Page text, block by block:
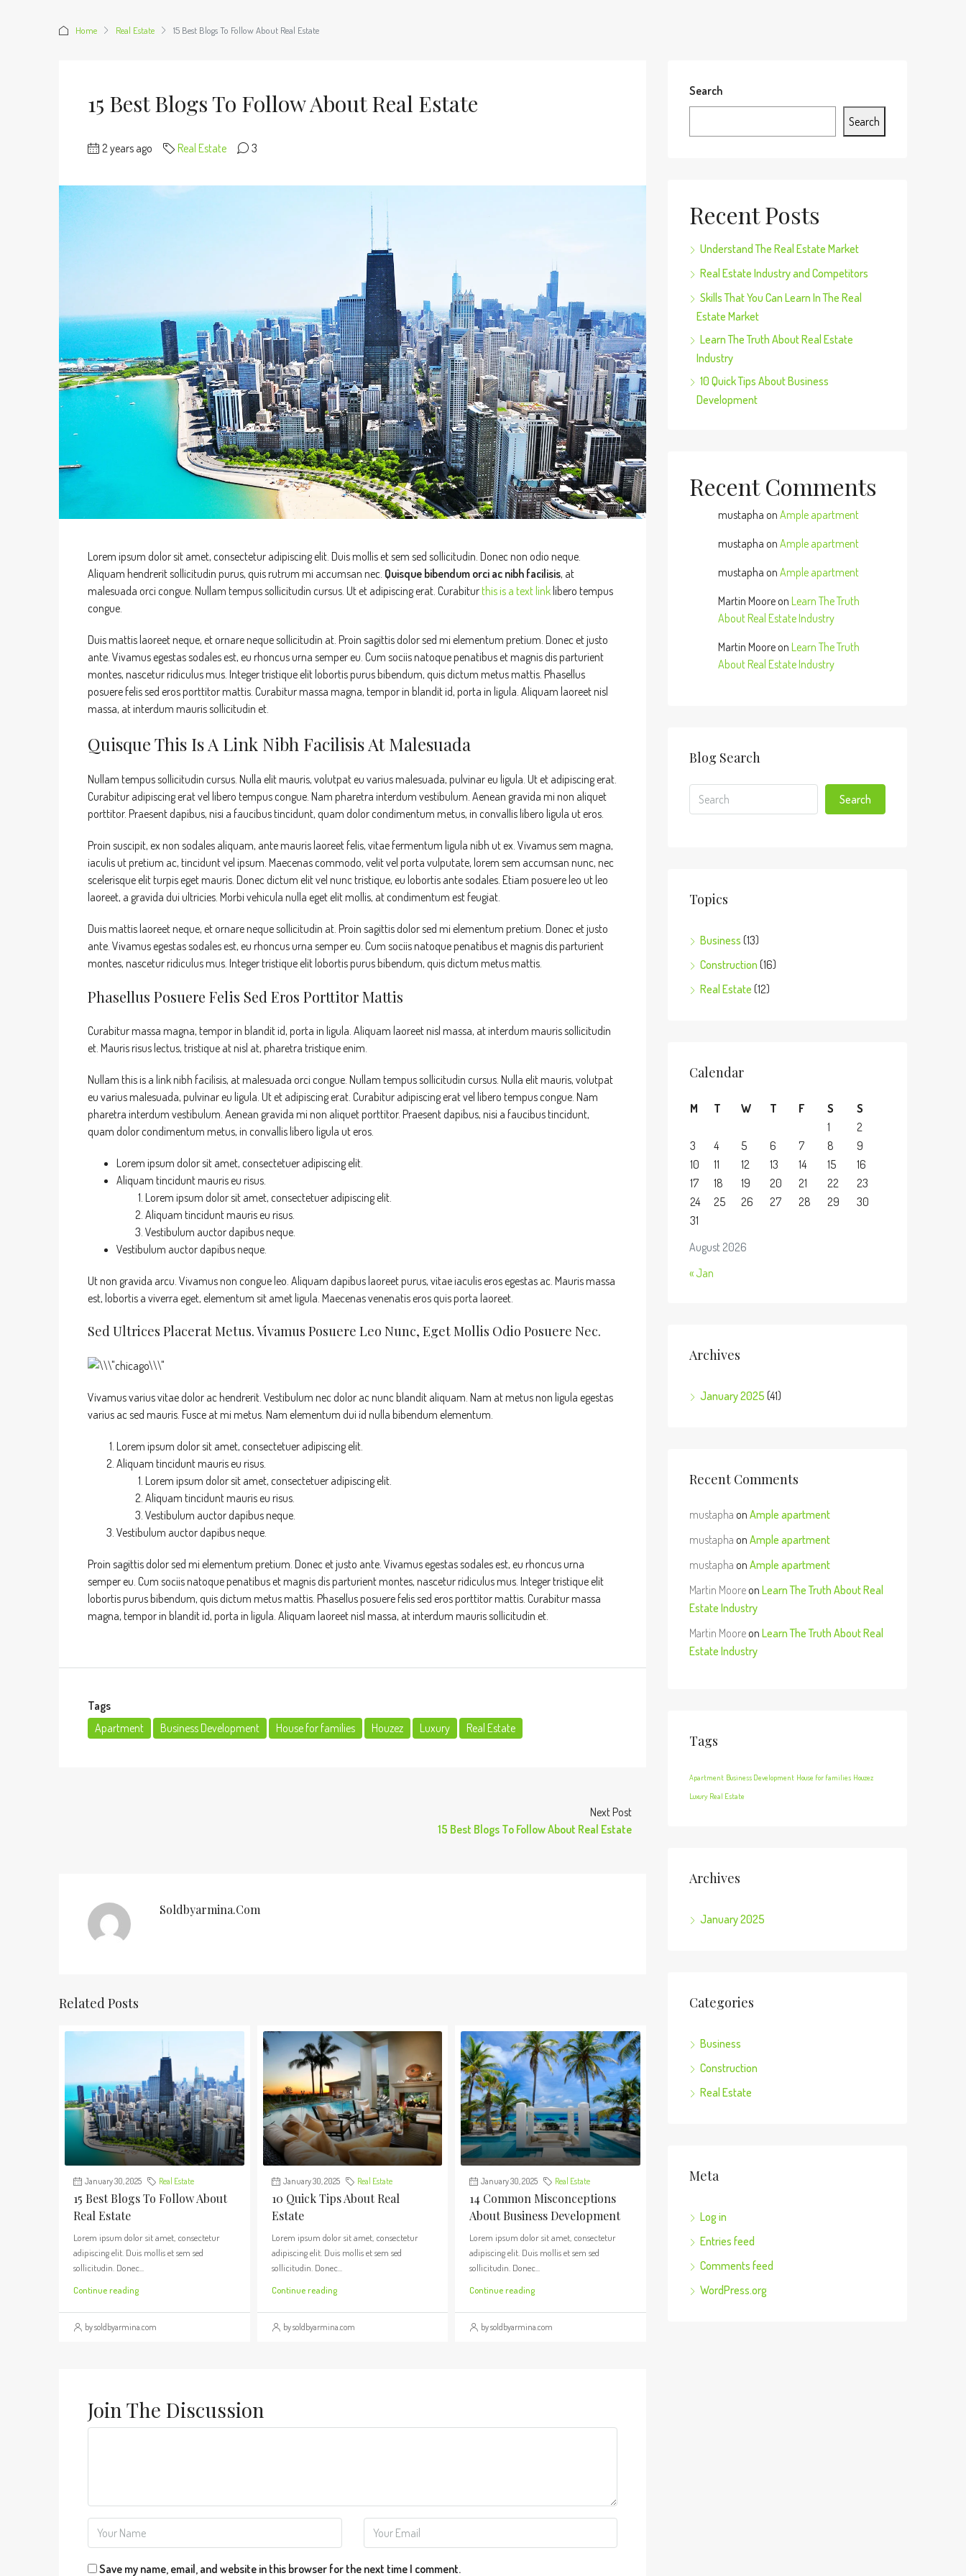
Home Real Estate 15 Best Blogs To Follow About Real Estate
15 Best Blogs To Follow About Real Estate
2 years ago Real Estate 3
Lorem ipsum dolor sit amet, consectetur adipiscing elit. Duis mollis et sem sed sollicitudin. Donec non odio neque.
Aliquam hendrerit sollicitudin purus, quis rutrum mi accumsan nec. Quisque bibendum orci ac nibh facilisis, at
malesuada orci congue. Nullam tempus sollicitudin cursus. Ut et adipiscing erat. Curabiturthis is a text linklibero tempus
congue.
Duis mattis laoreet neque, et ornare neque sollicitudin at. Proin sagittis dolor sed mi elementum pretium. Donec et justo
ante. Vivamus egestas sodales est, eu rhoncus urna semper eu. Cum sociis natoque penatibus et magnis dis parturient
montes, nascetur ridiculus mus. Integer tristique elit lobortis purus bibendum, quis dictum metus mattis. Phasellus
posuere felis sed eros porttitor mattis. Curabitur massa magna, tempor in blandit id, porta in ligula. Aliquam laoreet nisl
massa, at interdum mauris sollicitudin et.
Quisque This Is A Link Nibh Facilisis At Malesuada
Nullam tempus sollicitudin cursus. Nulla elit mauris, volutpat eu varius malesuada, pulvinar eu ligula. Ut et adipiscing erat.
Curabitur adipiscing erat vel libero tempus congue. Nam pharetra interdum vestibulum. Aenean gravida mi non aliquet
porttitor. Praesent dapibus, nisi a faucibus tincidunt, quam dolor condimentum metus, in convallis libero ligula ut eros.
Proin suscipit, ex non sodales aliquam, ante mauris laoreet felis, vitae fermentum ligula nibh ut ex. Vivamus sem magna,
iaculis ut pretium ac, tincidunt vel ipsum. Maecenas commodo, velit vel porta vulputate, lorem sem accumsan nunc, nec
scelerisque elit turpis eget mauris. Donec dictum elit vel nunc tristique, eu lobortis ante sodales. Etiam posuere leo ut leo
laoreet, a gravida dui ultricies. Morbi vehicula nulla eget elit mollis, at condimentum est feugiat.
Duis mattis laoreet neque, et ornare neque sollicitudin at. Proin sagittis dolor sed mi elementum pretium. Donec et justo
ante. Vivamus egestas sodales est, eu rhoncus urna semper eu. Cum sociis natoque penatibus et magnis dis parturient
montes, nascetur ridiculus mus. Integer tristique elit lobortis purus bibendum, quis dictum metus mattis.
Phasellus Posuere Felis Sed Eros Porttitor Mattis
Curabitur massa magna, tempor in blandit id, porta in ligula. Aliquam laoreet nisl massa, at interdum mauris sollicitudin
et. Mauris risus lectus, tristique at nisl at, pharetra tristique enim.
Nullam this is a link nibh facilisis, at malesuada orci congue. Nullam tempus sollicitudin cursus. Nulla elit mauris, volutpat
eu varius malesuada, pulvinar eu ligula. Ut et adipiscing erat. Curabitur adipiscing erat vel libero tempus congue. Nam
pharetra interdum vestibulum. Aenean gravida mi non aliquet porttitor. Praesent dapibus, nisi a faucibus tincidunt,
quam dolor condimentum metus, in convallis libero ligula ut eros.
Lorem ipsum dolor sit amet, consectetuer adipiscing elit.
Aliquam tincidunt mauris eu risus.
Lorem ipsum dolor sit amet, consectetuer adipiscing elit.
Aliquam tincidunt mauris eu risus.
Vestibulum auctor dapibus neque.
Vestibulum auctor dapibus neque.
Ut non gravida arcu. Vivamus non congue leo. Aliquam dapibus laoreet purus, vitae iaculis eros egestas ac. Mauris massa
est, lobortis a viverra eget, elementum sit amet ligula. Maecenas venenatis eros quis porta laoreet.
Sed Ultrices Placerat Metus. Vivamus Posuere Leo Nunc, Eget Mollis Odio Posuere Nec.
Vivamus varius vitae dolor ac hendrerit. Vestibulum nec dolor ac nunc blandit aliquam. Nam at metus non ligula egestas
varius ac sed mauris. Fusce at mi metus. Nam elementum dui id nulla bibendum elementum.
Lorem ipsum dolor sit amet, consectetuer adipiscing elit.
Aliquam tincidunt mauris eu risus.
Lorem ipsum dolor sit amet, consectetuer adipiscing elit.
Aliquam tincidunt mauris eu risus.
Vestibulum auctor dapibus neque.
Vestibulum auctor dapibus neque.
Proin sagittis dolor sed mi elementum pretium. Donec et justo ante. Vivamus egestas sodales est, eu rhoncus urna
semper eu. Cum sociis natoque penatibus et magnis dis parturient montes, nascetur ridiculus mus. Integer tristique elit
lobortis purus bibendum, quis dictum metus mattis. Phasellus posuere felis sed eros porttitor mattis. Curabitur massa
magna, tempor in blandit id, porta in ligula. Aliquam laoreet nisl massa, at interdum mauris sollicitudin et.
Tags
Apartment
Business Development House for families Houzez Luxury Real Estate
Next Post
15 Best Blogs To Follow About Real Estate
Soldbyarmina.com
Related Posts
January 30, 2025 Real Estate
15 Best Blogs To Follow About
Real Estate
Lorem ipsum dolor sit amet, consectetur
adipiscing elit. Duis mollis et sem sed
sollicitudin. Donec...
Continue reading
by soldbyarmina.com
January 30, 2025 Real Estate
10 Quick Tips About Real
Estate
Lorem ipsum dolor sit amet, consectetur
adipiscing elit. Duis mollis et sem sed
sollicitudin. Donec...
Continue reading
by soldbyarmina.com
January 30, 2025 Real Estate
14 Common Misconceptions
About Business Development
Lorem ipsum dolor sit amet, consectetur
adipiscing elit. Duis mollis et sem sed
sollicitudin. Donec...
Continue reading
by soldbyarmina.com
Join The Discussion
Save my name, email, and website in this browser for the next time I comment.
Search
Search
Recent Posts
Understand The Real Estate Market
Real Estate Industry and Competitors
Skills That You Can Learn In The Real
Estate Market
Learn The Truth About Real Estate
Industry
10 Quick Tips About Business
Development
Recent Comments
mustapha on Ample apartment
mustapha on Ample apartment
mustapha on Ample apartment
Martin Mooreon Learn The Truth
About Real Estate Industry
Martin Mooreon Learn The Truth
About Real Estate Industry
Blog Search
Search
Topics
Business (13)
Construction (16)
Real Estate (12)
Calendar
August 2026
M T W T F S
S
1
2
3
4 5 6 7 8
9
10
11 12 13 14 15
16
17
18 19 20 21 22
23
24
25 26 27 28 29
30
31
« Jan
Archives
January 2025 (41)
Recent Comments
mustapha on Ample apartment
mustapha on Ample apartment
mustapha on Ample apartment
Martin Mooreon Learn The Truth About Real
Estate Industry
Martin Mooreon Learn The Truth About Real
Estate Industry
Tags
Apartment Business Development House for families Houzez
Luxury Real Estate
Archives
January 2025
Categories
Business
Construction
Real Estate
Meta
Log in
Entries feed
Comments feed
WordPress.org